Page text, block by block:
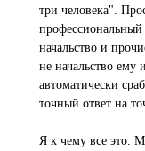
три человека".
начальство и
не начальство ему
автоматически
точный ответ на
Я к чему все это.